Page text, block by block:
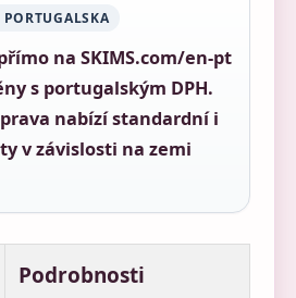
na SKIMS.com/en-pt
s portugalským DPH.
nabízí standardní i
v závislosti na zemi
Podrobnosti